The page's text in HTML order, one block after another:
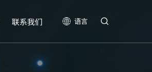
联系我们 语言